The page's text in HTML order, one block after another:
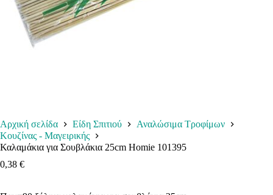
Αρχική σελίδα Είδη Σπιτιού
Αναλώσιμα Τροφίμων
Κουζίνας - Μαγειρικής
Καλαμάκια για Σουβλάκια 25cm Homie 101395
0,38 €